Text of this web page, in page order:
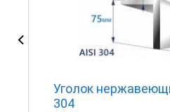
Уголок
304